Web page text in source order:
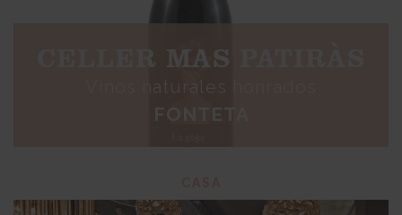
CELLER MAS PATIRÀS
Vinos naturales honrados
FONTETA